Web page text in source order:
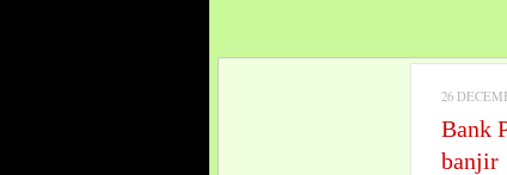
26
Bank
banjir